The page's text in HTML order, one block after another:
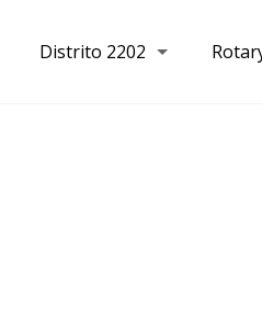
Distrito 2202